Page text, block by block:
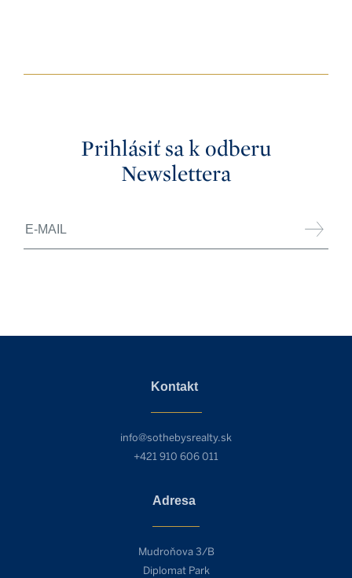
Prihlásiť sa k odberu
Newslettera
Kontakt
info@sothebysrealty.sk
+421 910 606 011
Adresa
Mudroňova 3/B
Diplomat Park